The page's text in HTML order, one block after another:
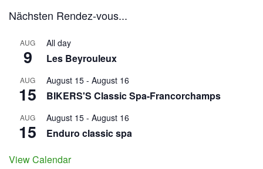
Nächsten Rendez-vous...
AUG
9
All day
Les Beyrouleux
AUG
15
August 15 - August 16
BIKERS'S Classic Spa-Francorchamps
AUG
15
August 15 - August 16
Enduro classic spa
View Calendar